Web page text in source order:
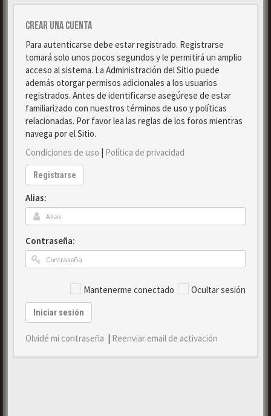
Crear una cuenta
Para autenticarse debe estar registrado. Registrarse
tomará solo unos pocos segundos y le permitirá un amplio
acceso al sistema. La Administración del Sitio puede
además otorgar permisos adicionales a los usuarios
registrados. Antes de identificarse asegúrese de estar
familiarizado con nuestros términos de uso y políticas
relacionadas. Por favor lea las reglas de los foros mientras
navega por el Sitio.
Condiciones de uso | Política de privacidad
Registrarse
Alias:
Contraseña:
Mantenerme conectado Ocultar sesión
Iniciar sesión
Olvidé mi contraseña | Reenviar email de activación